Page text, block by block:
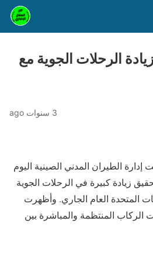
الرحلات الجوية مع
3 سنوات ago
أ/ قالت إدارة الطيران المدني الصينية اليوم
زيادة كبيرة في الرحلات الجوية
المتحدة العام الجاري. وأظهرت
الركاب المنتظمة والمباشرة بين